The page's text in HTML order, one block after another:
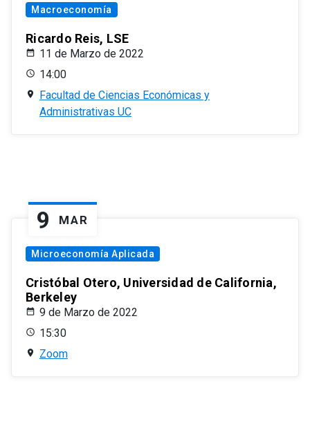
Macroeconomía
Ricardo Reis, LSE
11 de Marzo de 2022
14:00
Facultad de Ciencias Económicas y
Administrativas UC
9 MAR
Microeconomía Aplicada
Cristóbal Otero, Universidad de California,
Berkeley
9 de Marzo de 2022
15:30
Zoom